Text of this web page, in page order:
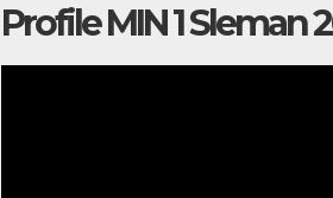
Profile MIN 1 Sleman